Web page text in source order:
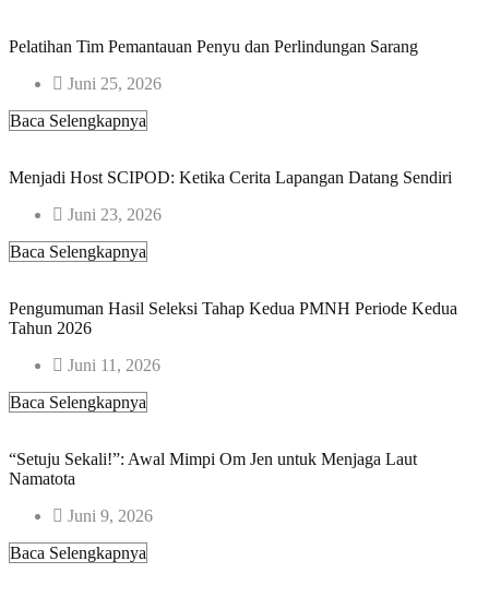
Pelatihan Tim Pemantauan Penyu dan Perlindungan Sarang
Juni 25, 2026
Baca Selengkapnya
Menjadi Host SCIPOD: Ketika Cerita Lapangan Datang Sendiri
Juni 23, 2026
Baca Selengkapnya
Pengumuman Hasil Seleksi Tahap Kedua PMNH Periode Kedua
Tahun 2026​
Juni 11, 2026
Baca Selengkapnya
“Setuju Sekali!”: Awal Mimpi Om Jen untuk Menjaga Laut
Namatota
Juni 9, 2026
Baca Selengkapnya